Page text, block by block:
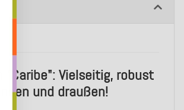
"Caribe": Vielseitig, robust
und draußen!